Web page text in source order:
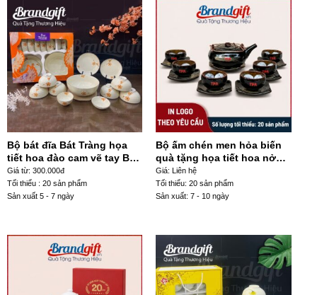
Bộ bát đĩa Bát Tràng họa
tiết hoa đào cam vẽ tay BD-
42
Giá từ: 300.000đ
Tối thiểu : 20 sản phẩm
Sản xuất 5 - 7 ngày
Bộ ấm chén men hỏa biến
quà tặng họa tiết hoa nở
trong lòng chén AT-117
Giá: Liên hệ
Tối thiểu: 20 sản phẩm
Sản xuất: 7 - 10 ngày